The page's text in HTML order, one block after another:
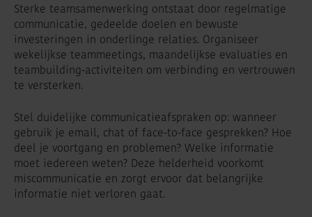
Sterke teamsamenwerking ontstaat door regelmatige
communicatie, gedeelde doelen en bewuste
investeringen in onderlinge relaties. Organiseer
wekelijkse teammeetings, maandelijkse evaluaties en
teambuilding-activiteiten om verbinding en vertrouwen
te versterken.
Stel duidelijke communicatieafspraken op: wanneer
gebruik je email, chat of face-to-face gesprekken? Hoe
deel je voortgang en problemen? Welke informatie
moet iedereen weten? Deze helderheid voorkomt
miscommunicatie en zorgt ervoor dat belangrijke
informatie niet verloren gaat.